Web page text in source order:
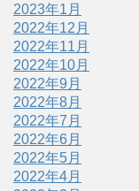
2023年1月
2022年12月
2022年11月
2022年10月
2022年9月
2022年8月
2022年7月
2022年6月
2022年5月
2022年4月